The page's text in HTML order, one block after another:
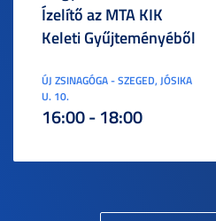
Ízelítő az MTA KIK
Keleti Gyűjteményéből
ÚJ ZSINAGÓGA - SZEGED, JÓSIKA
U. 10.
16:00 - 18:00